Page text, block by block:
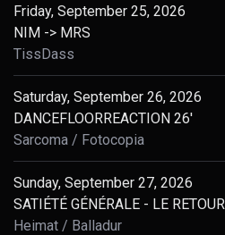
Friday, September 25, 2026
NIM -> MRS
TissDass
Saturday, September 26, 2026
DANCEFLOORREACTION 26'
Sarcoma
Fotocopia
Sunday, September 27, 2026
SATIÉTÉ GÉNÉRALE - LE RETOUR
Heimat
Balladur